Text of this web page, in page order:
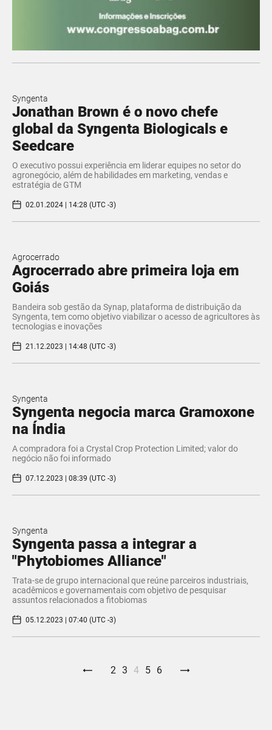
Syngenta
Jonathan Brown é o novo chefe
global da Syngenta Biologicals e
Seedcare
O executivo possui experiência em liderar equipes no setor do
agronegócio, além de habilidades em marketing, vendas e
estratégia de GTM
02.01.2024 | 14:28 (UTC -3)
Agrocerrado
Agrocerrado abre primeira loja em
Goiás
Bandeira sob gestão da Synap, plataforma de distribuição da
Syngenta, tem como objetivo viabilizar o acesso de agricultores às
tecnologias e inovações
21.12.2023 | 14:48 (UTC -3)
Syngenta
Syngenta negocia marca Gramoxone
na Índia
A compradora foi a Crystal Crop Protection Limited; valor do
negócio não foi informado
07.12.2023 | 08:39 (UTC -3)
Syngenta
Syngenta passa a integrar a
"Phytobiomes Alliance"
Trata-se de grupo internacional que reúne parceiros industriais,
acadêmicos e governamentais com objetivo de pesquisar
assuntos relacionados a fitobiomas
05.12.2023 | 07:40 (UTC -3)
2 3 4 5 6